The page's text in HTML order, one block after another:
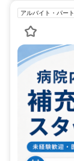
アルバイト・パート